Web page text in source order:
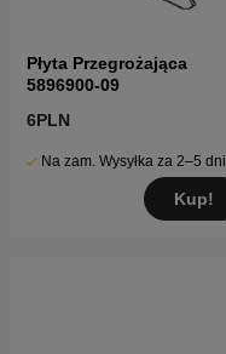
Płyta Przegrożająca
5896900-09
6PLN
Na zam. Wysyłka za 2–5 dni
Kup!